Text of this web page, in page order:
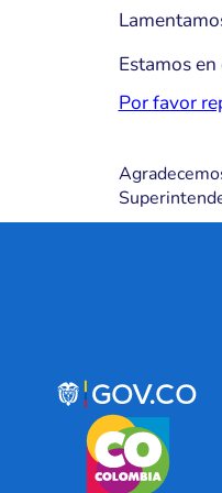
Estamos
Por favor